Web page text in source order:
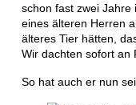
schon fast zwei Jahre
eines älteren Herren
älteres Tier hätten,
Wir dachten sofort an
So hat auch er nun